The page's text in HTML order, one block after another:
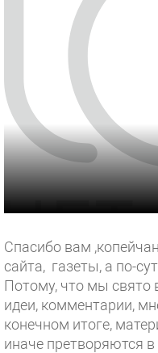
Спасибо вам
сайта, газеты, а по-
Потому, что мы свято
идеи, комментарии,
конечном итоге,
иначе претворяются